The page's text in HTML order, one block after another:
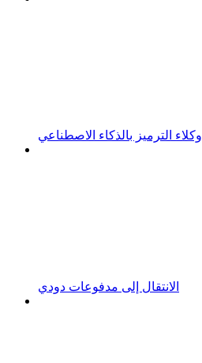
وكلاء الترميز بالذكاء الاصطناعي
الانتقال إلى مدفوعات دودي